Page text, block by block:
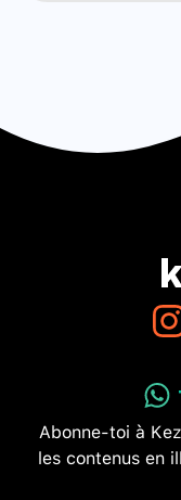
Abonne-toi à
les contenus en